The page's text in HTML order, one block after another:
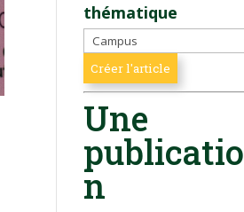
thématique
Une
publicatio
n